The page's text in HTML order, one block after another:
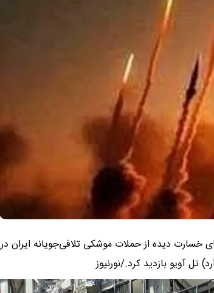
خسارت دیده از حملات موشکی تلافی‌جویانه ایران در
تل آویو بازدید کرد./نورنیوز